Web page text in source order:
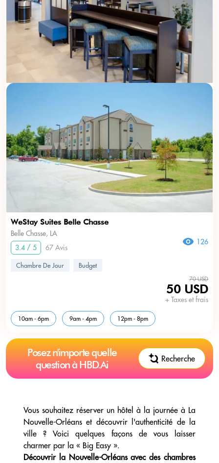
WeStay Suites Belle Chasse
Belle Chasse, LA
3.4 / 5
67 Avis
126
Chambre De Jour Budget
70 USD
50 USD
+ Taxes et frais
10am - 6pm 9am - 4pm 12pm - 8pm
Posez n'importe quelle
question à HBD.Ai
Recherche
Vous souhaitez réserver un hôtel à la journée à La
Nouvelle-Orléans et découvrir l'authenticité de la
ville ? Voici quelques façons de vous laisser
charmer par la « Big Easy ».
Découvrir la Nouvelle-Orléans avec des chambres